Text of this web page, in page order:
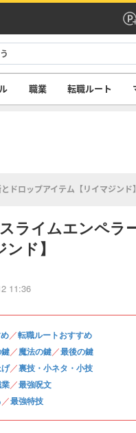
職業 転職ルート
ドロップアイテム【リイマジンド】
ライムエンペ
ド】
11:36
／転職ルートおすすめ
／魔法の鍵／最後の鍵
／裏技・小ネタ・小技
／最強呪文
／最強特技